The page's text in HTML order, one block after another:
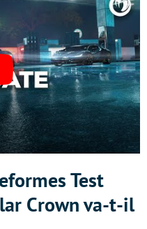
Test
Crown va-t-il